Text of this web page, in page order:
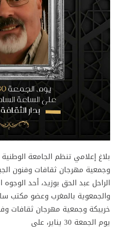
بلاغ إعلامي تنظم الجامعة الوطنية
وجمعية مهرجان ثقافات وفنون
الراحل عبد الحق بوزيد، أحد الوجوه
والجمعوية بالمغرب وعضو مكتب
خريبكة وجمعية مهرجان ثقافات
يوم الجمعة 30 يناير، على